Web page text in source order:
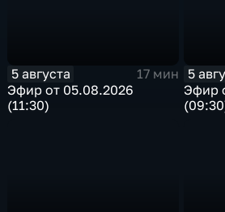
5 августа
17 мин
Эфир от 05.08.2026
(11:30)
5
Эфир